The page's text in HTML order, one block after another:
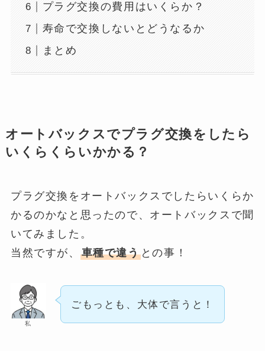
プラグ交換の費用はいくらか？
寿命で交換しないとどうなるか
まとめ
オートバックスでプラグ交換をしたら
いくらくらいかかる？
プラグ交換をオートバックスでしたらいくらか
かるのかなと思ったので、オートバックスで聞
いてみました。
当然ですが、 車種で違うとの事！
私
ごもっとも、大体で言うと！